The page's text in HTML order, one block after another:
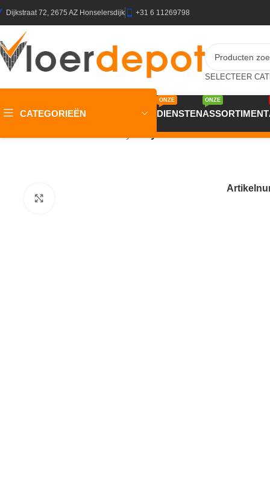
Dijkstraat 72, 2675 AZ Honselersdijk +31 6 11269798
CATEGORIEËN DIENSTEN
ONZE
ASSORTIMENT
ONZE
Vinyl vloer SPEZIAL PUR